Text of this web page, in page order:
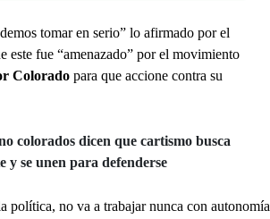
tomar en serio” lo afirmado por el
este fue “amenazado” por el movimiento
Colorado para que accione contra su
colorados dicen que cartismo busca
y se unen para defenderse
política, no va a trabajar nunca con autonomía